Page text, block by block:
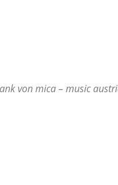
von mica – music